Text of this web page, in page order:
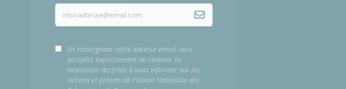
En renseignant votre adresse email, vous
acceptez explicitement de recevoir la
newsletter destinée à vous informer sur les
actions et projets de l'Union Nationale des